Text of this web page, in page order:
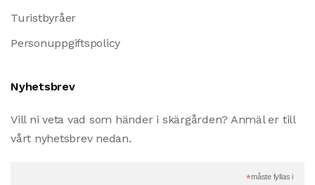
Turistbyråer
Personuppgiftspolicy
Nyhetsbrev
Vill ni veta vad som händer i skärgården? Anmäl er till
vårt nyhetsbrev nedan.
*måste fyllas i